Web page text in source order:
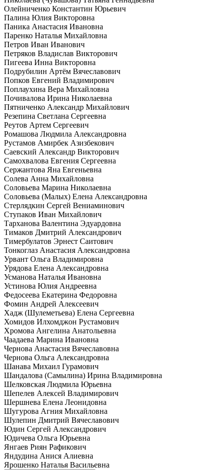
Олейниченко Константин Юрьевич
Палина Юлия Викторовна
Паника Анастасия Ивановна
Паренко Наталья Михайловна
Петров Иван Иванович
Петряков Владислав Викторович
Пигеева Инна Викторовна
Подрубилин Артём Вячеславович
Попков Евгений Владимирович
Поплаухина Вера Михайловна
Почивалова Ирина Николаевна
Пятниченко Александр Михайлович
Резепина Светлана Сергеевна
Реутов Артем Сергеевич
Ромашова Людмила Александровна
Рустамов Амирбек Азизбекович
Саевский Александр Викторович
Самохвалова Евгения Сергеевна
Сержантова Яна Евгеньевна
Солева Анна Михайловна
Соловьева Марина Николаевна
Соловьева (Малых) Елена Александровна
Стерлядкин Сергей Вениаминович
Ступаков Иван Михайлович
Тарханова Валентина Эдуардовна
Тимаков Дмитрий Александрович
Тимербулатов Эрнест Саитович
Тонкоглаз Анастасия Александровна
Урвант Ольга Владимировна
Урядова Елена Александровна
Усманова Наталья Ивановна
Устинова Юлия Андреевна
Федосеева Екатерина Федоровна
Фомин Андрей Алексеевич
Хадж (Шулеметьева) Елена Сергеевна
Хомидов Илхомджон Рустамович
Хромова Ангелина Анатольевна
Чаадаева Марина Ивановна
Чернова Анастасия Вячеславовна
Чернова Ольга Александровна
Шанава Михаил Гурамович
Шандалова (Самылина) Ирина Владимировна
Шелковская Людмила Юрьевна
Шепелев Алексей Владимирович
Шершнева Елена Леонидовна
Шугурова Агния Михайловна
Шулепин Дмитрий Вячеславович
Юдин Сергей Александрович
Юдичева Ольга Юрьевна
Янгаев Риян Рафикович
Яндудина Анися Алиевна
Ярошенко Наталья Васильевна